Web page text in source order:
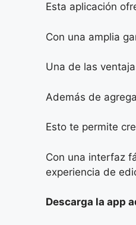
Esta aplicación
Con una amplia
Una de las
Además de
Esto te permite
Con una interfaz
experiencia de
Descarga la app